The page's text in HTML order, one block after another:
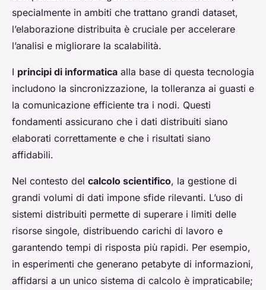
specialmente in ambiti che trattano grandi dataset,
l’elaborazione distribuita è cruciale per accelerare
l’analisi e migliorare la scalabilità.
I principi di informatica alla base di questa tecnologia
includono la sincronizzazione, la tolleranza ai guasti e
la comunicazione efficiente tra i nodi. Questi
fondamenti assicurano che i dati distribuiti siano
elaborati correttamente e che i risultati siano
affidabili.
Nel contesto del calcolo scientifico, la gestione di
grandi volumi di dati impone sfide rilevanti. L’uso di
sistemi distribuiti permette di superare i limiti delle
risorse singole, distribuendo carichi di lavoro e
garantendo tempi di risposta più rapidi. Per esempio,
in esperimenti che generano petabyte di informazioni,
affidarsi a un unico sistema di calcolo è impraticabile;